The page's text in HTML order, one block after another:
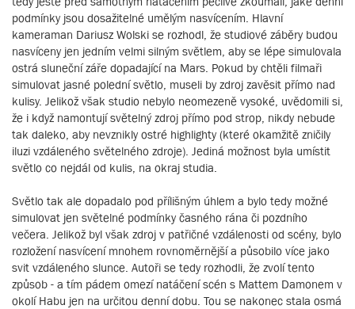
podmínky jsou dosažitelné umělým nasvícením. Hlavní
kameraman Dariusz Wolski se rozhodl, že studiové záběry budou
nasvíceny jen jedním velmi silným světlem, aby se lépe simulovala
ostrá sluneční záře dopadající na Mars. Pokud by chtěli filmaři
simulovat jasné polední světlo, museli by zdroj zavěsit přímo nad
kulisy. Jelikož však studio nebylo neomezeně vysoké, uvědomili si,
že i když namontují světelný zdroj přímo pod strop, nikdy nebude
tak daleko, aby nevznikly ostré highlighty (které okamžitě zničily
iluzi vzdáleného světelného zdroje). Jediná možnost byla umístit
světlo co nejdál od kulis, na okraj studia.
Světlo tak ale dopadalo pod přílišným úhlem a bylo tedy možné
simulovat jen světelné podmínky časného rána či pozdního
večera. Jelikož byl však zdroj v patřičné vzdálenosti od scény, bylo
rozložení nasvícení mnohem rovnoměrnější a působilo více jako
svit vzdáleného slunce. Autoři se tedy rozhodli, že zvolí tento
způsob - a tím pádem omezí natáčení scén s Mattem Damonem v
okolí Habu jen na určitou denní dobu. Tou se nakonec stala osmá